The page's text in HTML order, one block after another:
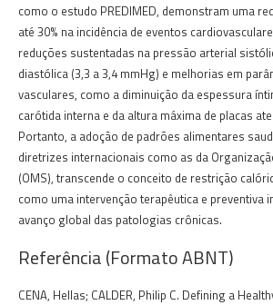
como o estudo PREDIMED, demonstram uma
até 30% na incidência de eventos
reduções sustentadas na pressão arterial
diastólica (3,3 a 3,4 mmHg) e melhorias em
vasculares, como a diminuição da espessura
carótida interna e da altura máxima de placas
Portanto, a adoção de padrões alimentares
diretrizes internacionais como as da
(OMS), transcende o conceito de restrição
como uma intervenção terapêutica e preventiva
avanço global das patologias crônicas.
Referência (Formato ABNT)
CENA, Hellas; CALDER, Philip C. Defining a